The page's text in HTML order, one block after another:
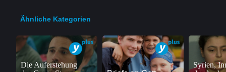
Ähnliche Kategorien
Die Auferstehung
Syrien,